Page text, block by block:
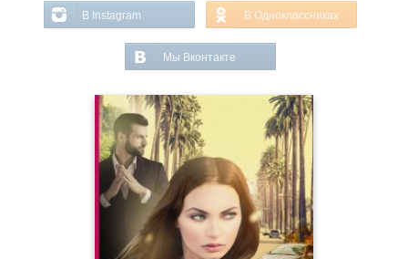
В Instagram В Одноклассниках
Мы Вконтакте